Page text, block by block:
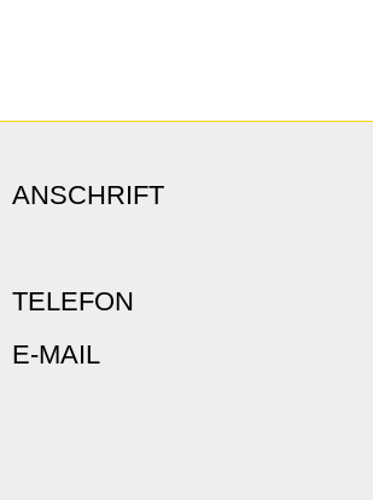
ANSCHRIFT
TELEFON
E-MAIL